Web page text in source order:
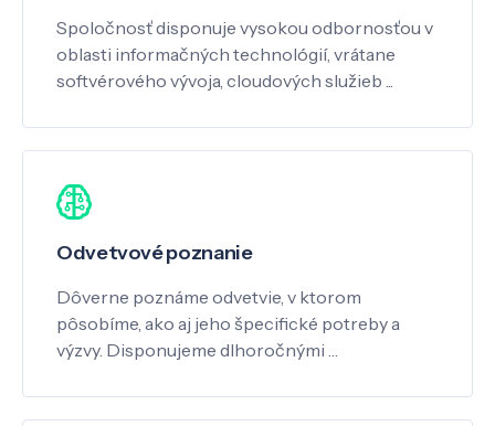
Spoločnosť disponuje vysokou odbornosťou v
oblasti informačných technológií, vrátane
softvérového vývoja, cloudových služieb ...
Odvetvové poznanie
Dôverne poznáme odvetvie, v ktorom
pôsobíme, ako aj jeho špecifické potreby a
výzvy. Disponujeme dlhoročnými …